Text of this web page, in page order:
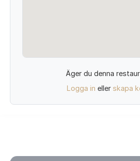
Äger du denna
Logga in eller skapa